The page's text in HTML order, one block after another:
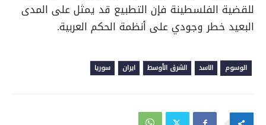
للقضية الفلسطينة فإن التطبيع قد يمثل على المدى
البعيد خطر وجودي على أنظمة الحكم العربية.
الوسوم الاسد الشرق الأوسط ايران سوريا